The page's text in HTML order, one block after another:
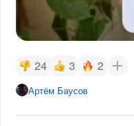
24 3 2
Артём Баусов